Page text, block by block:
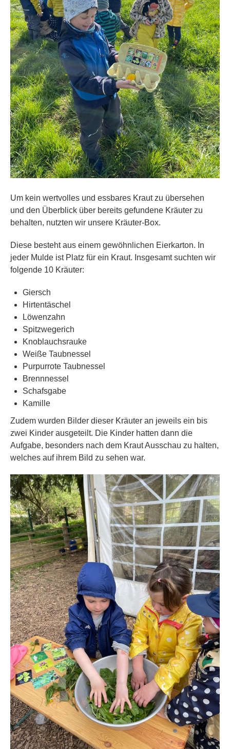
Um kein wertvolles und essbares Kraut zu übersehen
und den Überblick über bereits gefundene Kräuter zu
behalten, nutzten wir unsere Kräuter-Box.
Diese besteht aus einem gewöhnlichen Eierkarton. In
jeder Mulde ist Platz für ein Kraut. Insgesamt suchten wir
folgende 10 Kräuter:
Giersch
Hirtentäschel
Löwenzahn
Spitzwegerich
Knoblauchsrauke
Weiße Taubnessel
Purpurrote Taubnessel
Brennnessel
Schafsgabe
Kamille
Zudem wurden Bilder dieser Kräuter an jeweils ein bis
zwei Kinder ausgeteilt. Die Kinder hatten dann die
Aufgabe, besonders nach dem Kraut Ausschau zu halten,
welches auf ihrem Bild zu sehen war.